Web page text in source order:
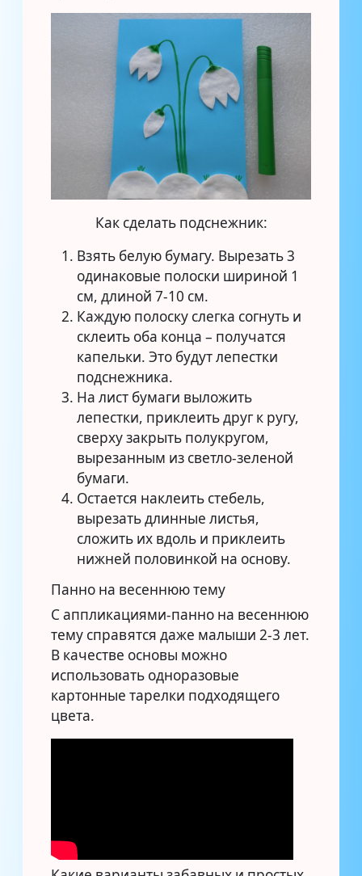
Как сделать подснежник:
Взять белую бумагу. Вырезать 3
одинаковые полоски шириной 1
см, длиной 7-10 см.
Каждую полоску слегка согнуть и
склеить оба конца – получатся
капельки. Это будут лепестки
подснежника.
На лист бумаги выложить
лепестки, приклеить друг к ругу,
сверху закрыть полукругом,
вырезанным из светло-зеленой
бумаги.
Остается наклеить стебель,
вырезать длинные листья,
сложить их вдоль и приклеить
нижней половинкой на основу.
Панно на весеннюю тему
С аппликациями-панно на весеннюю
тему справятся даже малыши 2-3 лет.
В качестве основы можно
использовать одноразовые
картонные тарелки подходящего
цвета.